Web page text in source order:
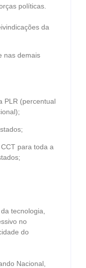
políticas.
da
nas demais
PLR (percentual
para toda a
tecnologia,
no
do
Nacional,